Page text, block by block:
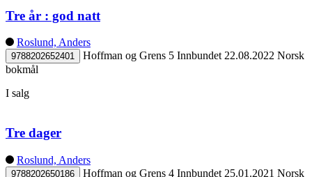
Tre år : god natt
Roslund, Anders
9788202652401 Hoffman og Grens 5 Innbundet 22.08.2022 Norsk
bokmål
I salg
Tre dager
Roslund, Anders
9788202650186 Hoffman og Grens 4 Innbundet 25.01.2021 Norsk